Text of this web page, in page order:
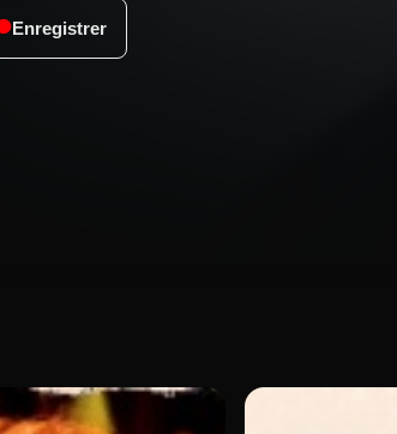
Enregistrer